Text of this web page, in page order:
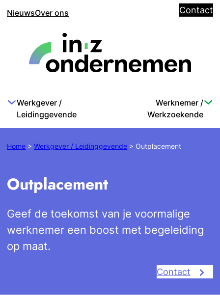
Werkgever /
Leidinggevende
Werknemer /
Werkzoekende
NieuwsOver ons Contact
Home >Werkgever / Leidinggevende > Outplacement
Outplacement
Geef de toekomst van je voormalige
werknemer een boost met begeleiding
op maat.
Contact